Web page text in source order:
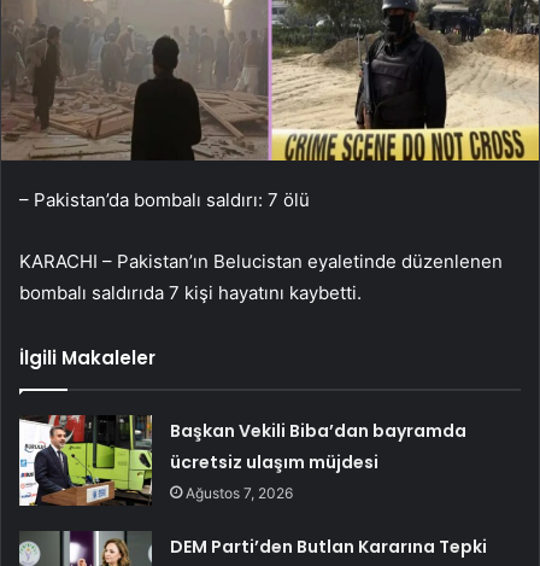
– Pakistan’da bombalı saldırı: 7 ölü
KARACHI – Pakistan’ın Belucistan eyaletinde düzenlenen
bombalı saldırıda 7 kişi hayatını kaybetti.
İlgili Makaleler
Başkan Vekili Biba’dan bayramda
ücretsiz ulaşım müjdesi
Ağustos 7, 2026
DEM Parti’den Butlan Kararına Tepki